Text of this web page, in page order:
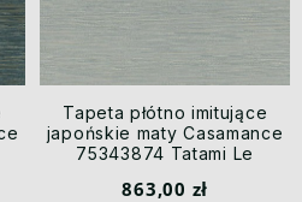
Tapeta płótno imitujące
japońskie maty Casamance
75343874 Tatami Le
863,00 zł